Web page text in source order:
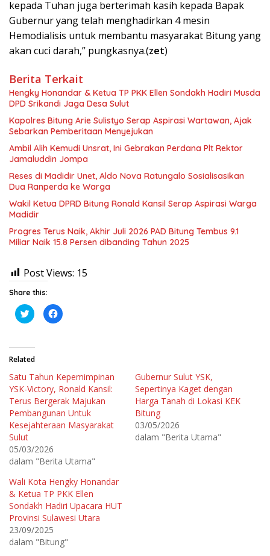
kepada Tuhan juga berterimah kasih kepada Bapak
Gubernur yang telah menghadirkan 4 mesin
Hemodialisis untuk membantu masyarakat Bitung yang
akan cuci darah,” pungkasnya.(zet)
Berita Terkait
Hengky Honandar & Ketua TP PKK Ellen Sondakh Hadiri Musda
DPD Srikandi Jaga Desa Sulut
Kapolres Bitung Arie Sulistyo Serap Aspirasi Wartawan, Ajak
Sebarkan Pemberitaan Menyejukan
Ambil Alih Kemudi Unsrat, Ini Gebrakan Perdana Plt Rektor
Jamaluddin Jompa
Reses di Madidir Unet, Aldo Nova Ratungalo Sosialisasikan
Dua Ranperda ke Warga
Wakil Ketua DPRD Bitung Ronald Kansil Serap Aspirasi Warga
Madidir
Progres Terus Naik, Akhir Juli 2026 PAD Bitung Tembus 9.1
Miliar Naik 15.8 Persen dibanding Tahun 2025
Post Views: 15
Share this:
K
l
n
u
b
e
r
b
a
g
p
a
w
t
t
e
r
(
M
e
m
b
u
K
l
m
e
m
b
a
g
k
F
c
e
b
o
o
k
(
m
b
Related
Satu Tahun Kepemimpinan
YSK-Victory, Ronald Kansil:
Terus Bergerak Majukan
Pembangunan Untuk
Kesejahteraan Masyarakat
Sulut
05/03/2026
dalam "Berita Utama"
Gubernur Sulut YSK,
Sepertinya Kaget dengan
Harga Tanah di Lokasi KEK
Bitung
03/05/2026
dalam "Berita Utama"
Wali Kota Hengky Honandar
& Ketua TP PKK Ellen
Sondakh Hadiri Upacara HUT
Provinsi Sulawesi Utara
23/09/2025
dalam "Bitung"